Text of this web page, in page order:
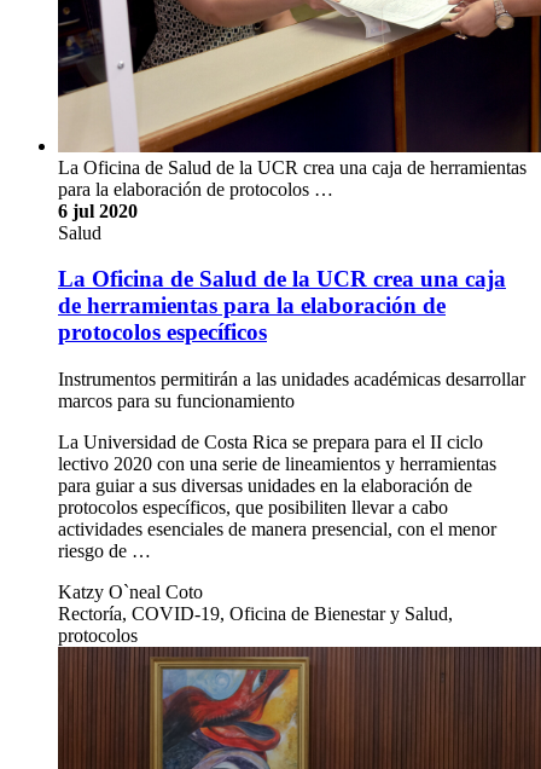
La Oficina de Salud de la UCR crea una caja de herramientas
para la elaboración de protocolos …
6 jul 2020
Salud
La Oficina de Salud de la UCR crea una caja
de herramientas para la elaboración de
protocolos específicos
Instrumentos permitirán a las unidades académicas desarrollar
marcos para su funcionamiento
La Universidad de Costa Rica se prepara para el II ciclo
lectivo 2020 con una serie de lineamientos y herramientas
para guiar a sus diversas unidades en la elaboración de
protocolos específicos, que posibiliten llevar a cabo
actividades esenciales de manera presencial, con el menor
riesgo de …
Katzy O`neal Coto
Rectoría, COVID-19, Oficina de Bienestar y Salud,
protocolos